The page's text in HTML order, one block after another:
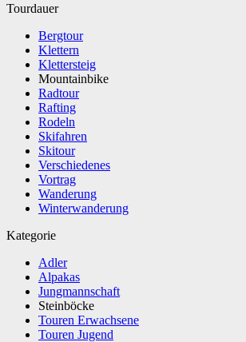
Tourdauer
Bergtour
Klettern
Klettersteig
Mountainbike
Radtour
Rafting
Rodeln
Skifahren
Skitour
Verschiedenes
Vortrag
Wanderung
Winterwanderung
Kategorie
Adler
Alpakas
Jungmannschaft
Steinböcke
Touren Erwachsene
Touren Jugend